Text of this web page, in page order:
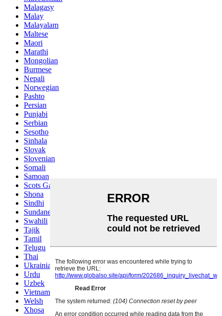
Malagasy
Malay
Malayalam
Maltese
Maori
Marathi
Mongolian
Burmese
Nepali
Norwegian
Pashto
Persian
Punjabi
Serbian
Sesotho
Sinhala
Slovak
Slovenian
Somali
Samoan
Scots Gaelic
Shona
Sindhi
Sundanese
Swahili
Tajik
Tamil
Telugu
Thai
Ukrainian
Urdu
Uzbek
Vietnamese
Welsh
Xhosa